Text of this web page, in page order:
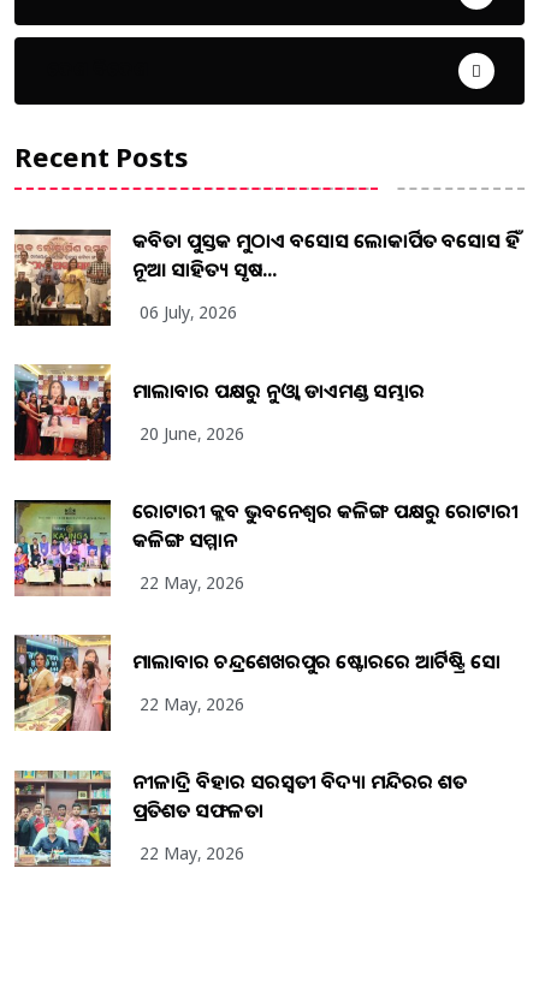
Recent Posts
କବିତା ପୁସ୍ତକ ମୁଠାଏ ଅବସୋସ ଲୋକାର୍ପିତ ଅବସୋସ ହିଁ
ନୂଆ ସାହିତ୍ୟ ସୃଷ...
06 July, 2026
ମାଲାବାର ପକ୍ଷରୁ ନୁଓ୍ବା ଡାଏମଣ୍ଡ ସମ୍ଭାର
20 June, 2026
ରୋଟାରୀ କ୍ଲବ ଭୁବନେଶ୍ୱର କଳିଙ୍ଗ ପକ୍ଷରୁ ରୋଟାରୀ
କଳିଙ୍ଗ ସମ୍ମାନ
22 May, 2026
ମାଲାବାର ଚନ୍ଦ୍ରଶେଖରପୁର ଷ୍ଟୋରରେ ଆର୍ଟିଷ୍ଟ୍ରି ସୋ
22 May, 2026
ନୀଳାଦ୍ରି ବିହାର ସରସ୍ୱତୀ ବିଦ୍ୟା ମନ୍ଦିରର ଶତ
ପ୍ରତିଶତ ସଫଳତା
22 May, 2026